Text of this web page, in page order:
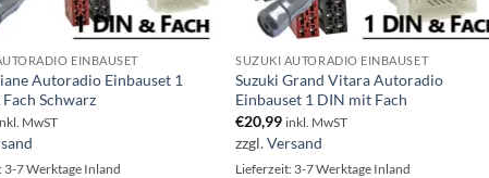
EINBAUSET
Autoradio Einbauset 1
Schwarz
MwST
3-7 Werktage Inland
SUZUKI AUTORADIO EINBAUSET
Suzuki Grand Vitara Autoradio
Einbauset 1 DIN mit Fach
€20,99 inkl. MwST
zzgl.Versand
Lieferzeit: 3-7 Werktage Inland